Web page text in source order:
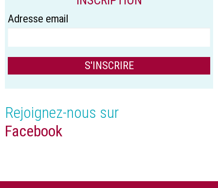
Adresse email
Rejoignez-nous sur
Facebook